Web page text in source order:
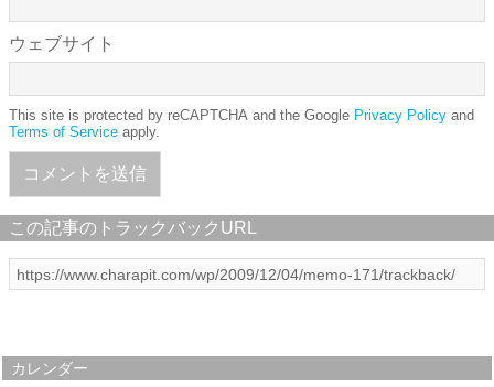
ウェブサイト
This site is protected by reCAPTCHA and the Google Privacy Policy and
Terms of Service apply.
この記事のトラックバックURL
カレンダー